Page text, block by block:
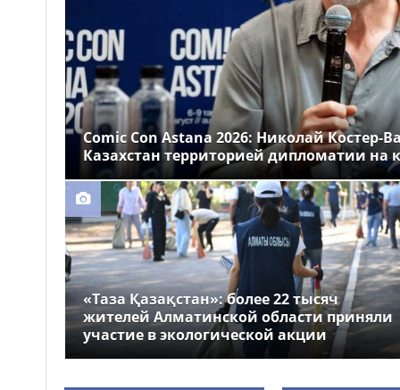
14:00
Более 1 млн тг: кому в
Казахстане предлагали
самые высокие зарплаты
12:55
Стало известно, на
какие специальности
выделили больше всего
грантов в Казахстане
Comic Con Astana 2026: Николай Костер-
Казахстан территорией дипломатии на
«Таза Қазақстан»: более 22 тысяч
жителей Алматинской области приняли
участие в экологической акции